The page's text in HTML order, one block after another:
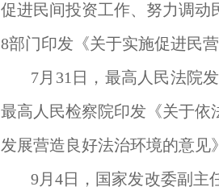
促进民间投资工作、努力调动
8部门印发《关于实施促进民
7月31日，最高人民法院
最高人民检察院印发《关于依
发展营造良好法治环境的意
9月4日，国家发改委副主